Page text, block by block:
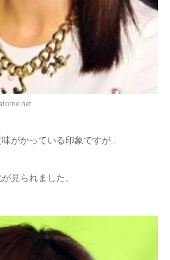
がかっている印象ですが…
見られました。